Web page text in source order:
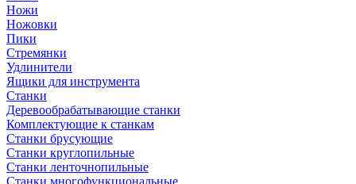
Ножи
Ножовки
Пики
Стремянки
Удлинители
Ящики для инструмента
Станки
Деревообрабатывающие станки
Комплектующие к станкам
Станки брусующие
Станки круглопильные
Станки ленточнопильные
Станки многофункциональные